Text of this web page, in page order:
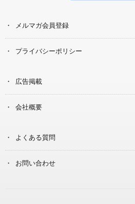
メルマガ会員登録
プライバシーポリシー
広告掲載
会社概要
よくある質問
お問い合わせ